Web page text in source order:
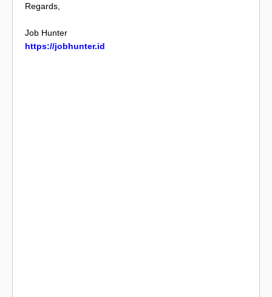
Regards,
Job Hunter
https://jobhunter.id